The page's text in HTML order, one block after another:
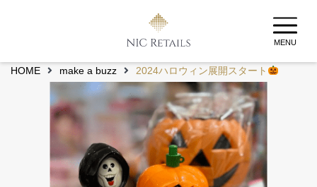
MENU
HOME make a buzz 2024ハロウィン展開スタート